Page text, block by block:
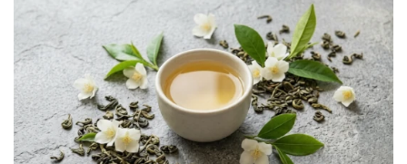
Jázmin tea - tulajdonságok és hatások. Hogyan kell